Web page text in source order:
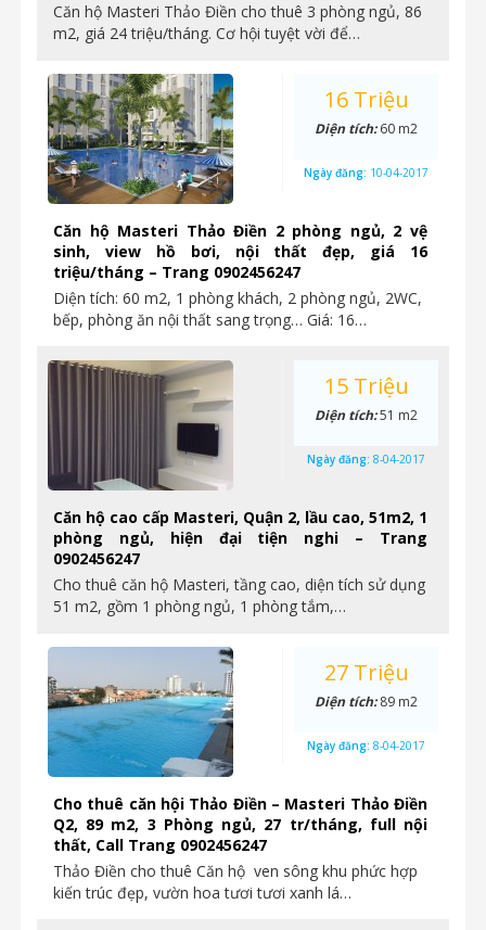
Căn hộ Masteri Thảo Điền cho thuê 3 phòng ngủ, 86
m2, giá 24 triệu/tháng. Cơ hội tuyệt vời để…
Căn hộ Masteri Thảo Điền 2 phòng ngủ, 2 vệ
sinh, view hồ bơi, nội thất đẹp, giá 16
triệu/tháng – Trang 0902456247
Diện tích: 60 m2, 1 phòng khách, 2 phòng ngủ, 2WC,
bếp, phòng ăn nội thất sang trọng… Giá: 16…
16 Triệu
Diện tích:60 m2
Ngày đăng: 10-04-2017
Căn hộ cao cấp Masteri, Quận 2, lầu cao, 51m2, 1
phòng ngủ, hiện đại tiện nghi – Trang
0902456247
Cho thuê căn hộ Masteri, tầng cao, diện tích sử dụng
51 m2, gồm 1 phòng ngủ, 1 phòng tắm,…
15 Triệu
Diện tích:51 m2
Ngày đăng: 8-04-2017
Cho thuê căn hội Thảo Điền – Masteri Thảo Điền
Q2, 89 m2, 3 Phòng ngủ, 27 tr/tháng, full nội
thất, Call Trang 0902456247
Thảo Điền cho thuê Căn hộ ven sông khu phức hợp
kiến trúc đẹp, vườn hoa tươi tươi xanh lá…
27 Triệu
Diện tích:89 m2
Ngày đăng: 8-04-2017